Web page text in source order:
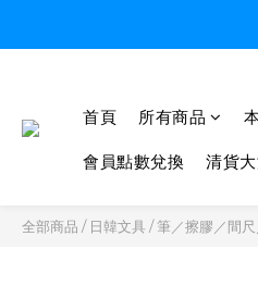
首頁 所有商品
會員點數兌換 清貨
全部商品 / 日韓文具 /筆／擦膠／間